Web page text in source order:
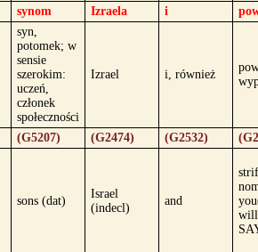
synom Izraela i
syn,
potomek; w
sensie
szerokim:
uczeń,
członek
społeczności
Izrael i, również
(G5207) (G2474) (G2532)
sons (dat)
Israel
(indecl)
and